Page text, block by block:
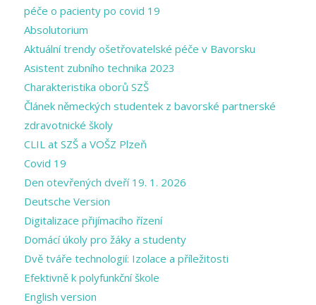
péče o pacienty po covid 19
Absolutorium
Aktuální trendy ošetřovatelské péče v Bavorsku
Asistent zubního technika 2023
Charakteristika oborů SZŠ
Článek německých studentek z bavorské partnerské
zdravotnické školy
CLIL at SZŠ a VOŠZ Plzeň
Covid 19
Den otevřených dveří 19. 1. 2026
Deutsche Version
Digitalizace přijímacího řízení
Domácí úkoly pro žáky a studenty
Dvě tváře technologií: Izolace a příležitosti
Efektivně k polyfunkční škole
English version